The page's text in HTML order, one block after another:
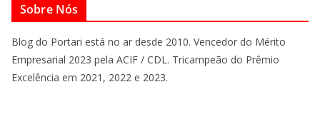
Sobre Nós
Blog do Portari está no ar desde 2010. Vencedor do Mérito
Empresarial 2023 pela ACIF / CDL. Tricampeão do Prêmio
Excelência em 2021, 2022 e 2023.